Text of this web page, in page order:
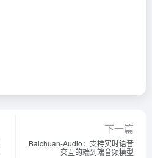
下一篇
Baichuan-Audio：支持实时语音
交互的端到端音频模型